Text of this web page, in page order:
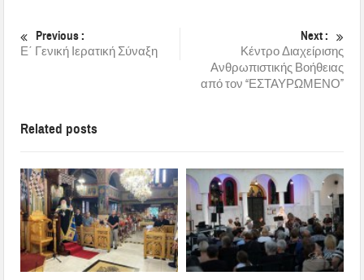
Previous :
Ε΄ Γενική Ιερατική Σύναξη
Next :
Κέντρο Διαχείρισης
Ανθρωπιστικής Βοήθειας
από τον “ΕΣΤΑΥΡΩΜΕΝΟ”
Related posts